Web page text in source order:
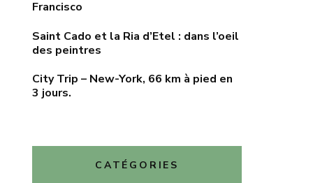
Francisco
Saint Cado et la Ria d’Etel : dans l’oeil
des peintres
City Trip – New-York, 66 km à pied en
3 jours.
CATÉGORIES